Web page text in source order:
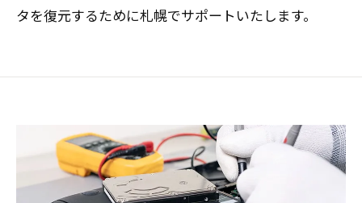
タを復元するために札幌でサポートいたします。